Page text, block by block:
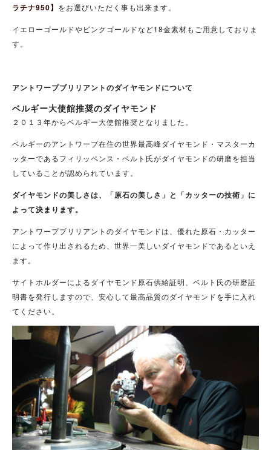
ラチナ950】 をお選びいただく事も出来ます。
イエローゴールドやピンクゴールドなど18金素材もご用意しておりま
す。
アントワープブリリアントのダイヤモンドについて
ベルギー大使館推奨のダイヤモンド
２０１３年からベルギー大使館推奨となりました。
ベルギーのアントワープ在住の世界最高峰ダイヤモンド・マスターカ
ッターであるフィリッペンス・ベルト氏がダイヤモンドの研磨を担当
していることが認められています。
ダイヤモンドの美しさは、「原石の美しさ」と「カッターの技術」に
よって決まります。
アントワープブリリアントのダイヤモンドは、優れた原石・カッター
によって作り出されるため、世界一美しいダイヤモンドであるといえ
ます。
サイトホルダーによるダイヤモンド原石供給証明、ベルト氏の研磨証
明書を発行しますので、安心して最高品質のダイヤモンドを手に入れ
てください。